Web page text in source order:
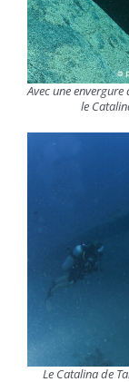
Avec une
le
Le Catalina de